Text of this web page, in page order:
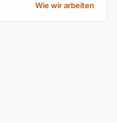
Wie wir arbeiten